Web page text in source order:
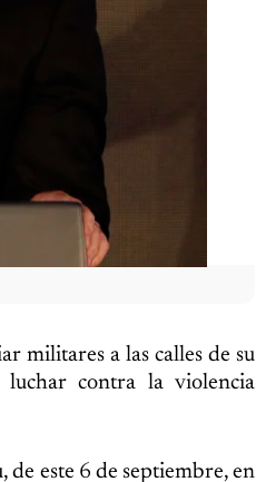
militares a las calles de su
luchar contra la violencia
este 6 de septiembre, en